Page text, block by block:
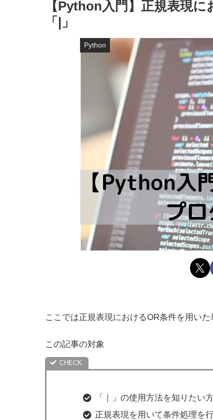
【Python入門】正規表現
「|」
Python
ここでは正規表現におけるOR条件を用い
この記事の対象
「｜」の使用方法を知りたい
正規表現を用いて条件処理を